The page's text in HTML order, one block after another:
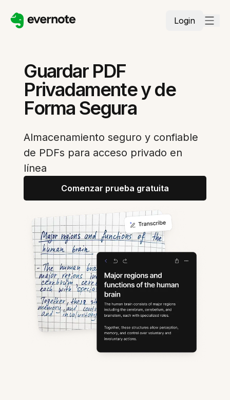
Login
Guardar PDF
Privadamente y de
Forma Segura
Almacenamiento seguro y confiable
de PDFs para acceso privado en
línea
Comenzar prueba gratuita